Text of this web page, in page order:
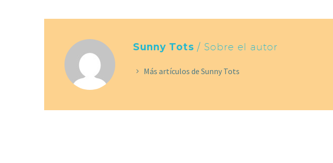
Sunny Tots/ Sobre el autor
Más artículos de Sunny Tots